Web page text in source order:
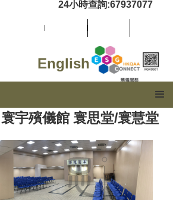
24小時查詢:67937077
English
宇殯儀館 寰思堂/寰慧堂